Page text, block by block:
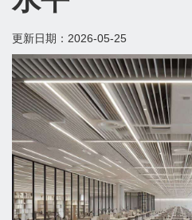
更新日期： 2026-05-25